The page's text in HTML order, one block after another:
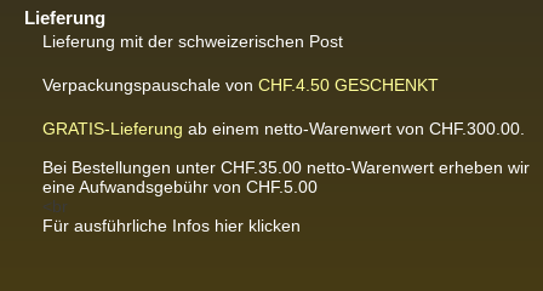
Lieferung
Lieferung mit der schweizerischen Post
Verpackungspauschale von CHF.4.50 GESCHENKT
GRATIS-Lieferung ab einem netto-Warenwert von CHF.300.00.
Bei Bestellungen unter CHF.35.00 netto-Warenwert erheben wir
eine Aufwandsgebühr von CHF.5.00
<br
Für ausführliche Infos hier klicken